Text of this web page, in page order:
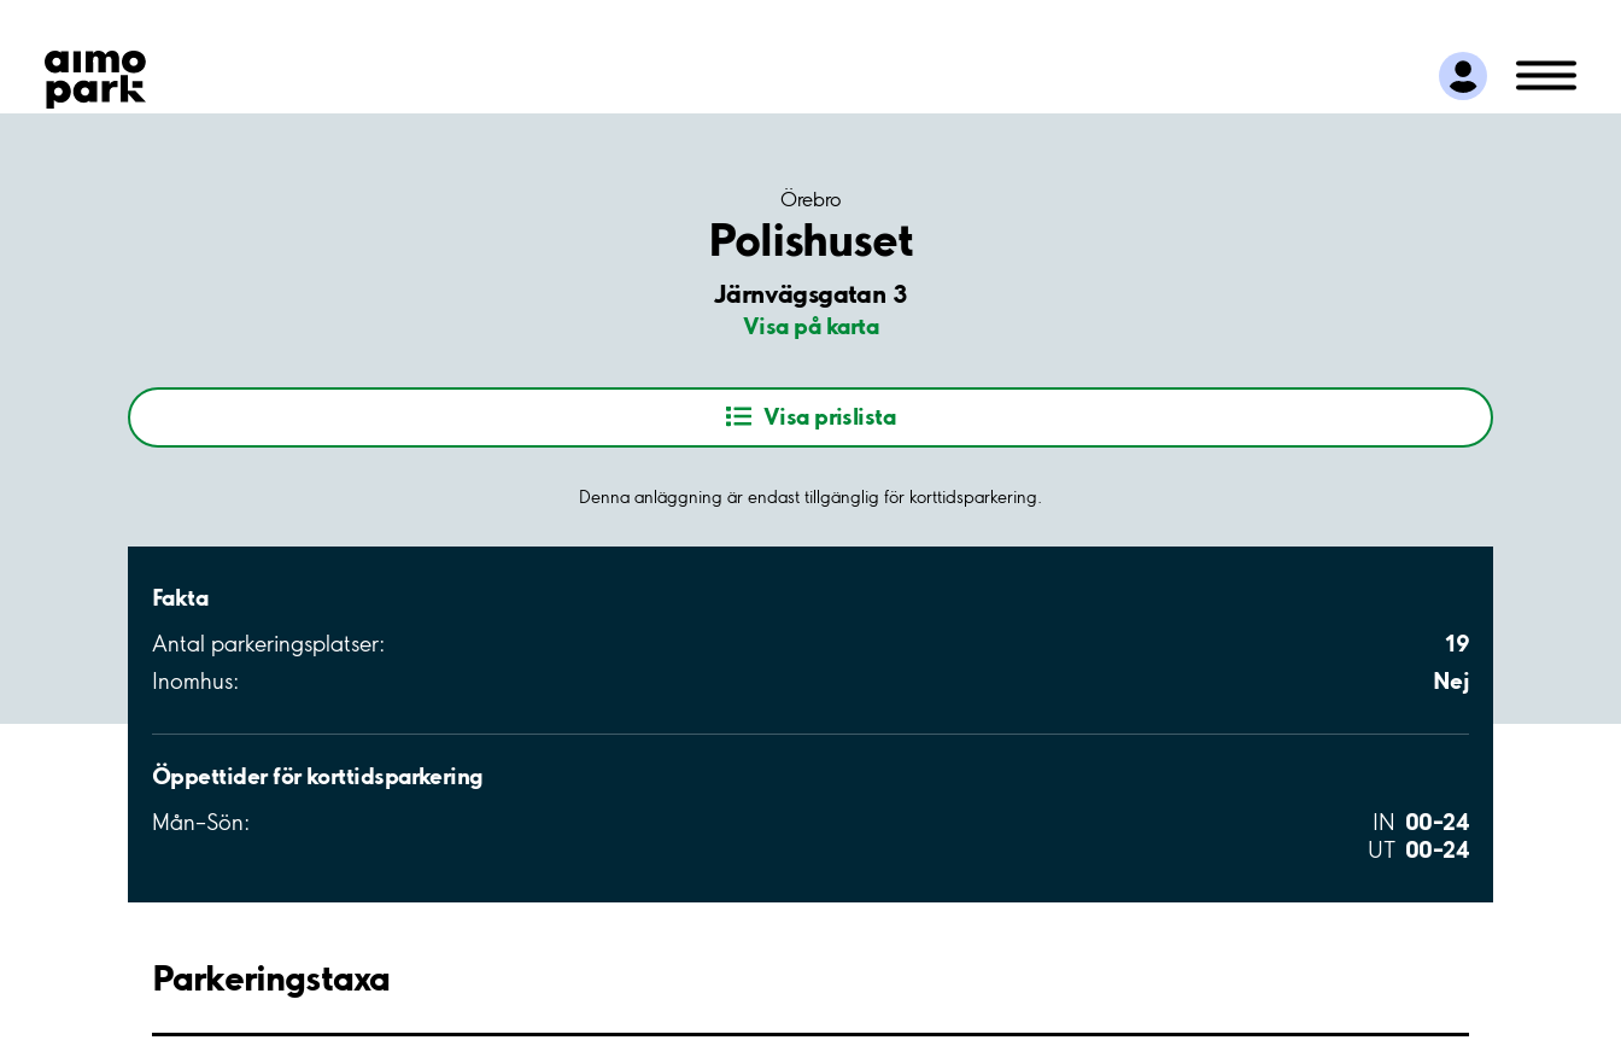
Hitta parkering
Samarbete
Kundservice
Örebro
Polishuset
Järnvägsgatan 3
Visa på karta
Visa prislista
Denna anläggning är endast tillgänglig för korttidsparkering.
Fakta
Antal parkeringsplatser: 19
Inomhus: Nej
Öppettider för korttidsparkering
Mån–Sön: IN 00–24
UT 00–24
Parkeringstaxa